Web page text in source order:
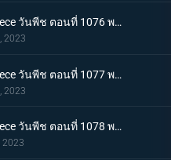
One piece วันพีช ตอนที่ 1076 พากย์ไทย โลกที่ลูฟี่ปรารถนา
2023
One piece วันพีช ตอนที่ 1077 พากย์ไทย ปิดฉาก ผู้ชนะ ลูฟี่หมวกฟาง
2023
One piece วันพีช ตอนที่ 1078 พากย์ไทย การกลับมา โชกุนแห่งแคว้นวาโนะ โคสึกิ โมโมโนะสุเกะ
2023